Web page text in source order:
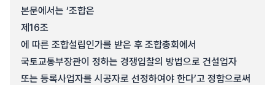
본문에서는 ‘조합은
제16조
에 따른 조합설립인가를 받은 후 조합총회에서
국토교통부장관이 정하는 경쟁입찰의 방법으로 건설업자
또는 등록사업자를 시공자로 선정하여야 한다’고 정함으로써